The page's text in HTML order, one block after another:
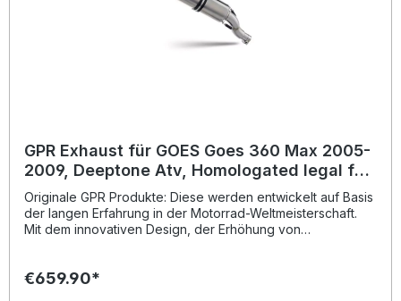
GPR Exhaust für GOES Goes 360 Max 2005-
2009, Deeptone Atv, Homologated legal full
system exhaust, including removable db
killer
Originale GPR Produkte: Diese werden entwickelt auf Basis
der langen Erfahrung in der Motorrad-Weltmeisterschaft.
Mit dem innovativen Design, der Erhöhung von
Fahrzeug deutlich auf und erhalten ein perfektes Preis-
€659.90*